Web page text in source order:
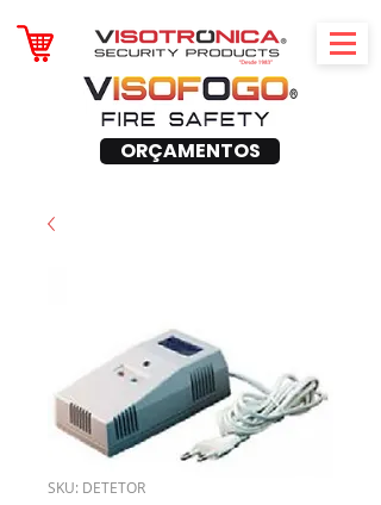
ORÇAMENTOS
SKU: DETETOR